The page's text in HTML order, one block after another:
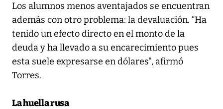
Los alumnos menos aventajados se encuentran
además con otro problema: la devaluación. “Ha
tenido un efecto directo en el monto de la
deuda y ha llevado a su encarecimiento pues
esta suele expresarse en dólares", afirmó
Torres.
La huella rusa